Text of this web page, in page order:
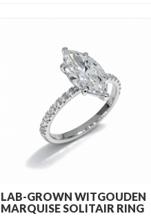
LAB-GROWN WITGOUDEN
MARQUISE SOLITAIR RING